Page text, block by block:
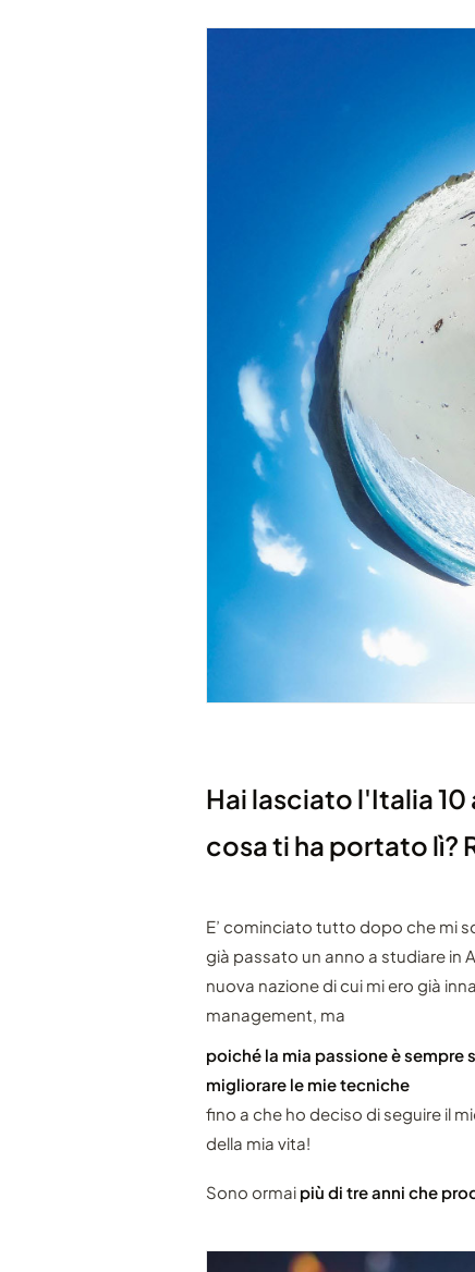
Hai lasciato l'Italia 10
cosa ti ha portato lì?
E’ cominciato tutto dopo che mi
già passato un anno a studiare in
nuova nazione di cui mi ero già
management, ma
poiché la mia passione è
migliorare le mie tecniche
fino a che ho deciso di seguire il
della mia vita!
Sono ormai più di tre anni che